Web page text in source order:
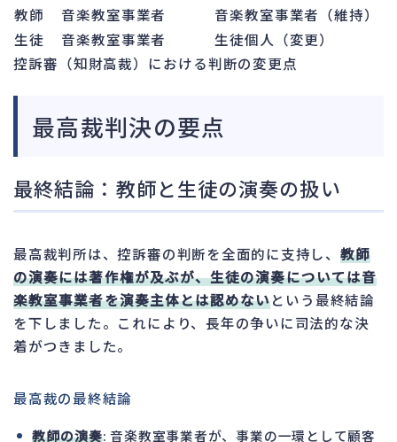
教師
音楽教室事業者
音楽教室事業者（維持）
生徒
音楽教室事業者
生徒個人（変更）
控訴審（知財高裁）における判断の変更点
最高裁判決の要点
最終結論：教師と生徒の演奏の扱い
最高裁判所は、控訴審の判断を全面的に支持し、教師
の演奏には著作権が及ぶが、生徒の演奏については音
楽教室事業者を演奏主体とは認めないという最終結論
を下しました。これにより、長年の争いに司法的な決
着がつきました。
最高裁の最終結論
教師の演奏: 音楽教室事業者が、事業の一環として顧客